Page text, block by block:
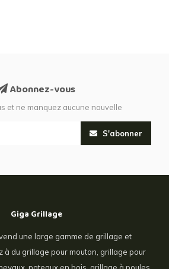
Abonnez-vous
et ne manquez aucune nouvelle
S'abonner
Giga Grillage
une large gamme de grillage et
à du grillage pour mouton, grillage pour